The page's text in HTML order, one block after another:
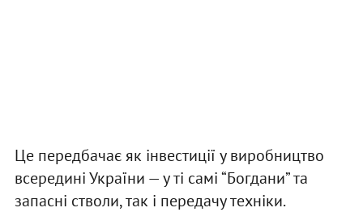
Це передбачає як інвестиції у виробництво
всередині України — у ті самі “Богдани” та
запасні стволи, так і передачу техніки.